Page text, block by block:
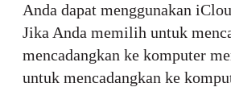
Anda dapat menggunakan
Jika Anda memilih untuk
mencadangkan ke komputer
untuk mencadangkan ke